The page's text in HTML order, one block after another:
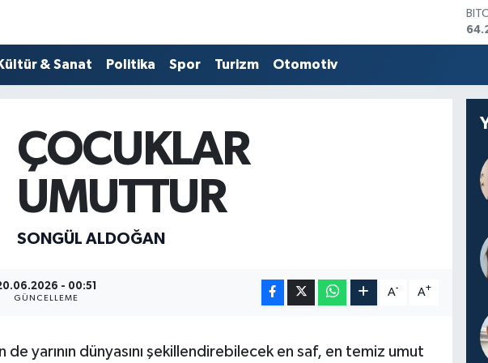
& Sanat Politika Spor Turizm Otomotiv
ÇOCUKLAR
UMUTTUR
SONGÜL ALDOĞAN
- 00:51
GÜNCELLEME
A- A+
yarının dünyasını şekillendirebilecek en saf, en temiz umut